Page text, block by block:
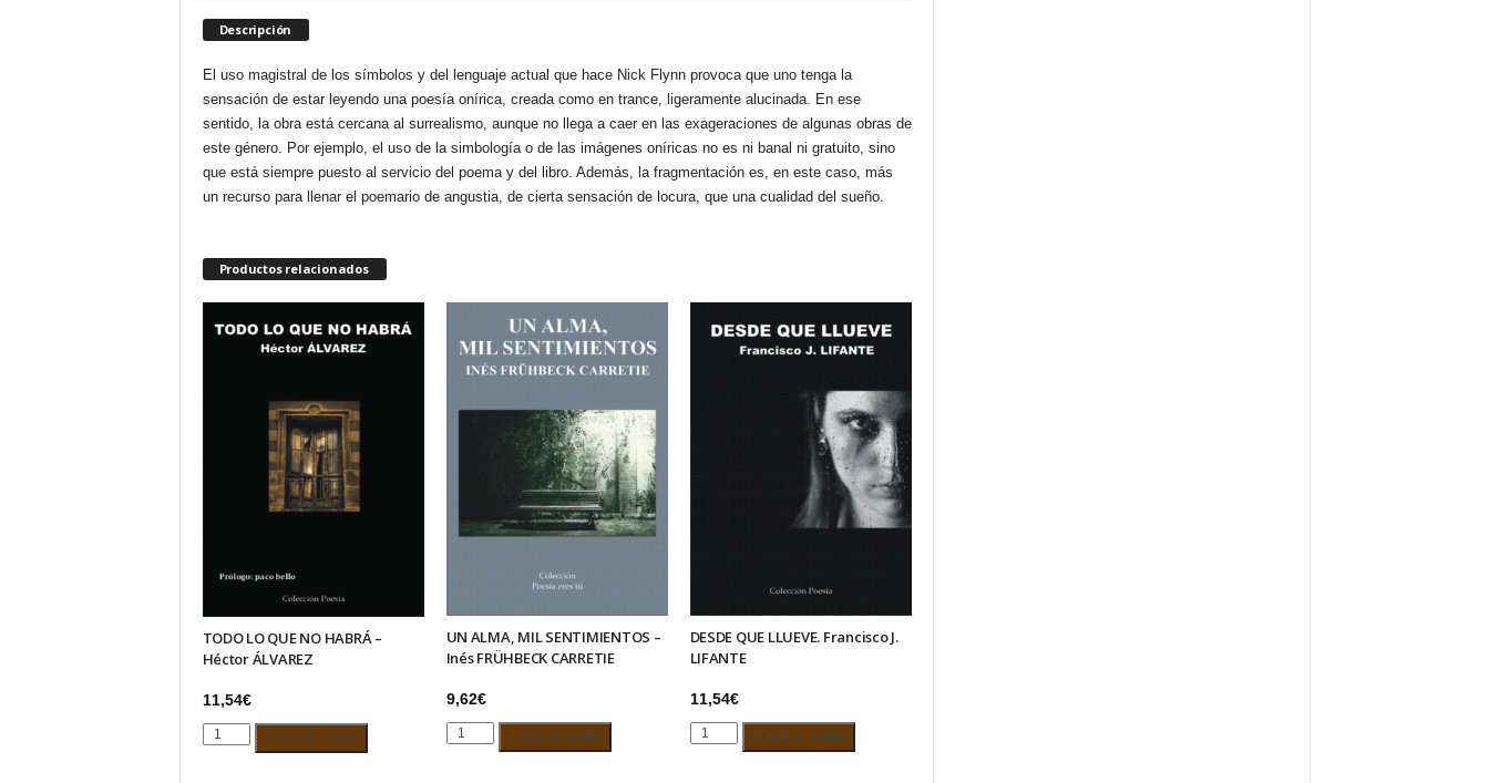
Descripción
El uso magistral de los símbolos y del lenguaje actual que hace Nick Flynn provoca que uno tenga la
sensación de estar leyendo una poesía onírica, creada como en trance, ligeramente alucinada. En ese
sentido, la obra está cercana al surrealismo, aunque no llega a caer en las exageraciones de algunas obras de
este género. Por ejemplo, el uso de la simbología o de las imágenes oníricas no es ni banal ni gratuito, sino
que está siempre puesto al servicio del poema y del libro. Además, la fragmentación es, en este caso, más
un recurso para llenar el poemario de angustia, de cierta sensación de locura, que una cualidad del sueño.
Productos relacionados
TODO LO QUE NO HABRÁ –
Héctor ÁLVAREZ
11,54€
TODO
Añadir al carrito
UN ALMA, MIL SENTIMIENTOS –
Inés FRÜHBECK CARRETIE
9,62€
UN
Añadir al carrito
DESDE QUE LLUEVE. Francisco J.
LIFANTE
11,54€
DESDE
Añadir al carrito